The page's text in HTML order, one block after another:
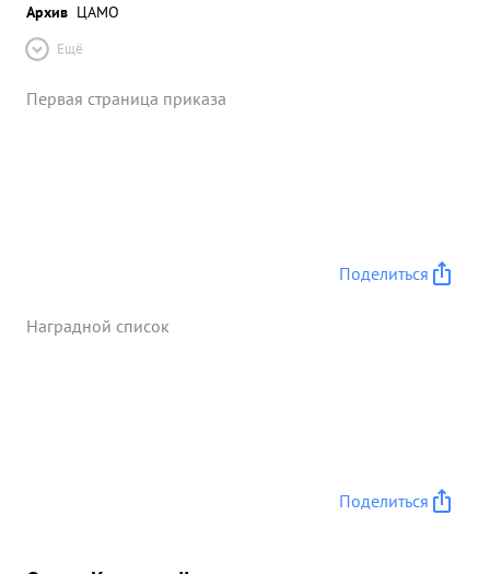
Архив ЦАМО
Ещё
Первая страница приказа
Поделиться
Наградной список
Поделиться